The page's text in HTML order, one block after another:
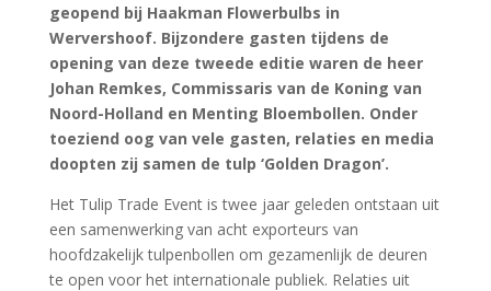
geopend bij Haakman Flowerbulbs in
Wervershoof. Bijzondere gasten tijdens de
opening van deze tweede editie waren de heer
Johan Remkes, Commissaris van de Koning van
Noord-Holland en Menting Bloembollen. Onder
toeziend oog van vele gasten, relaties en media
doopten zij samen de tulp ‘Golden Dragon’.
Het Tulip Trade Event is twee jaar geleden ontstaan uit
een samenwerking van acht exporteurs van
hoofdzakelijk tulpenbollen om gezamenlijk de deuren
te open voor het internationale publiek. Relaties uit